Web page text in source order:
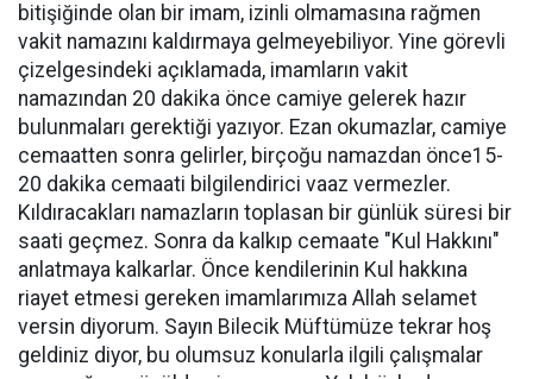
bitişiğinde olan bir imam, izinli olmamasına rağmen
vakit namazını kaldırmaya gelmeyebiliyor. Yine görevli
çizelgesindeki açıklamada, imamların vakit
namazından 20 dakika önce camiye gelerek hazır
bulunmaları gerektiği yazıyor. Ezan okumazlar, camiye
cemaatten sonra gelirler, birçoğu namazdan önce15-
20 dakika cemaati bilgilendirici vaaz vermezler.
Kıldıracakları namazların toplasan bir günlük süresi bir
saati geçmez. Sonra da kalkıp cemaate "Kul Hakkını"
anlatmaya kalkarlar. Önce kendilerinin Kul hakkına
riayet etmesi gereken imamlarımıza Allah selamet
versin diyorum. Sayın Bilecik Müftümüze tekrar hoş
geldiniz diyor, bu olumsuz konularla ilgili çalışmalar